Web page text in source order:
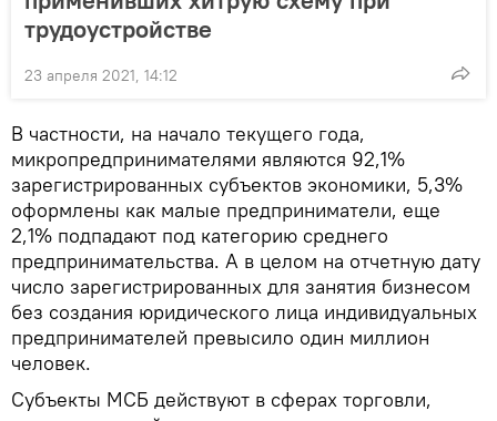
трудоустройстве
23 апреля 2021, 14:12
В частности, на начало текущего года,
микропредпринимателями являются 92,1%
зарегистрированных субъектов экономики, 5,3%
оформлены как малые предприниматели, еще
2,1% подпадают под категорию среднего
предпринимательства. А в целом на отчетную дату
число зарегистрированных для занятия бизнесом
без создания юридического лица индивидуальных
предпринимателей превысило один миллион
человек.
Субъекты МСБ действуют в сферах торговли,